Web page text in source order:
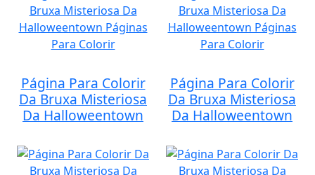
Página Para Colorir
Da Bruxa Misteriosa
Da Halloweentown
Página Para Colorir
Da Bruxa Misteriosa
Da Halloweentown